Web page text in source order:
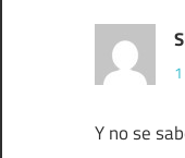
Y no se